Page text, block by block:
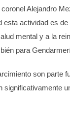
Alejandro
esta actividad es
mental y a la
para
son parte